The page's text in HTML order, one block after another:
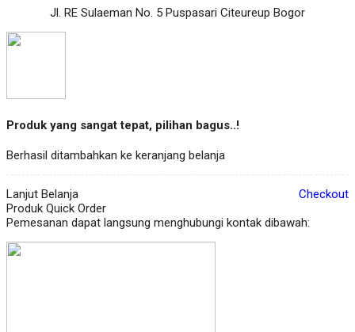
Jl. RE Sulaeman No. 5 Puspasari Citeureup Bogor
Produk yang sangat tepat, pilihan bagus..!
Berhasil ditambahkan ke keranjang belanja
Lanjut Belanja
Checkout
Produk Quick Order
Pemesanan dapat langsung menghubungi kontak dibawah: